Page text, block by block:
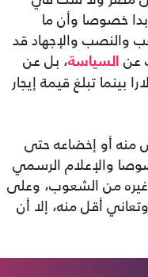
خصوصا وأن ما
والنصب والإجهاد قد
عن
السياسة، بل عن
اليومية الكارثية للمواطن الذي يبلغ دخله الشهري حوالي 122 دولارا بينما تبلغ قيمة إيجار
منه أو إخضاعه حتى
والإعلام الرسمي
غيره من الشعوب، وعلى
أقل منه، إلا أن